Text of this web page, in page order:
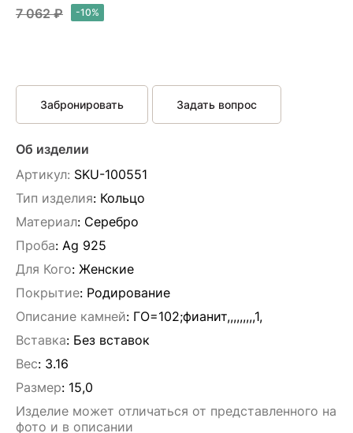
7 062 ₽
Забронировать Задать вопрос
Об изделии
Артикул: SKU-100551
Тип изделия: Кольцо
Материал: Серебро
Проба: Ag 925
Для Кого: Женские
Покрытие: Родирование
Описание камней: ГО=102;фианит,,,,,,,,,1,
Вставка: Без вставок
Вес: 3.16
Размер: 15,0
Изделие может отличаться от представленного на
фото и в описании